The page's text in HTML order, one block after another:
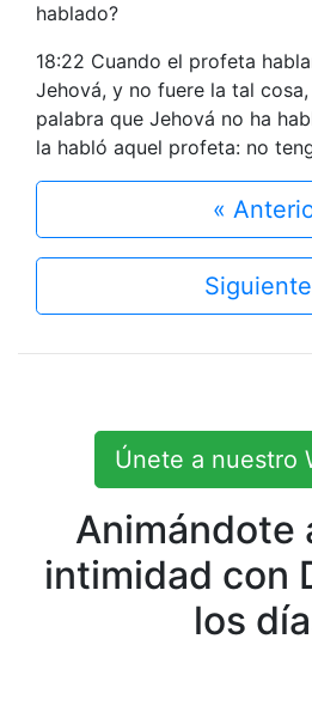
hablado?
18:22 Cuando el profeta
Jehová, y no fuere la tal
palabra que Jehová no ha
la habló aquel profeta: no
«
Únete a nuestro
Animándote
intimidad con
los